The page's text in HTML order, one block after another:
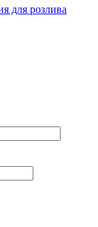
для розлива